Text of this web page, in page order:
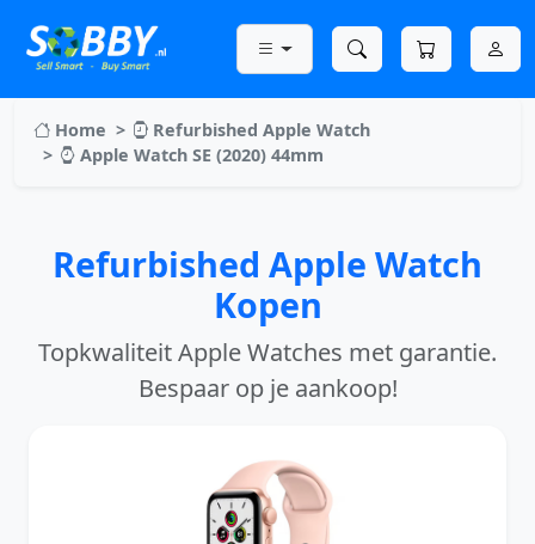
Home
Refurbished Apple Watch
Apple Watch SE (2020) 44mm
Refurbished Apple Watch
Kopen
Topkwaliteit Apple Watches met garantie.
Bespaar op je aankoop!